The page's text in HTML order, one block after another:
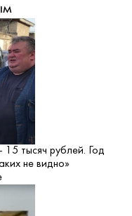
тысяч рублей. Год
не видно»